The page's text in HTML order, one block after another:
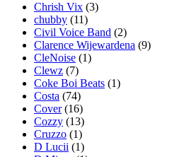
Chrish Vix (3)
chubby (11)
Civil Voice Band (2)
Clarence Wijewardena (9)
CleNoise (1)
Clewz (7)
Coke Boi Beats‬ (1)
Costa (74)
Cover(16)
Cozzy (13)
Cruzzo (1)
D Lucii (1)